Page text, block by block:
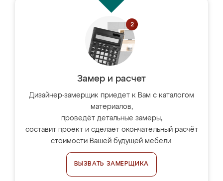
Замер и расчет
Дизайнер-замерщик приедет к Вам с каталогом
материалов,
проведёт детальные замеры,
составит проект и сделает окончательный расчёт
стоимости Вашей будущей мебели.
ВЫЗВАТЬ ЗАМЕРЩИКА